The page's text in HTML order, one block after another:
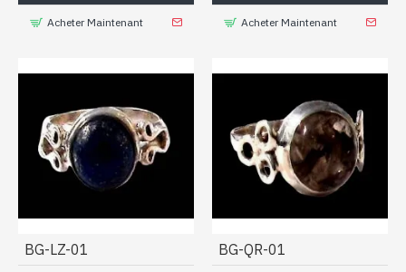
Acheter Maintenant Acheter Maintenant
BG-LZ-01 BG-QR-01